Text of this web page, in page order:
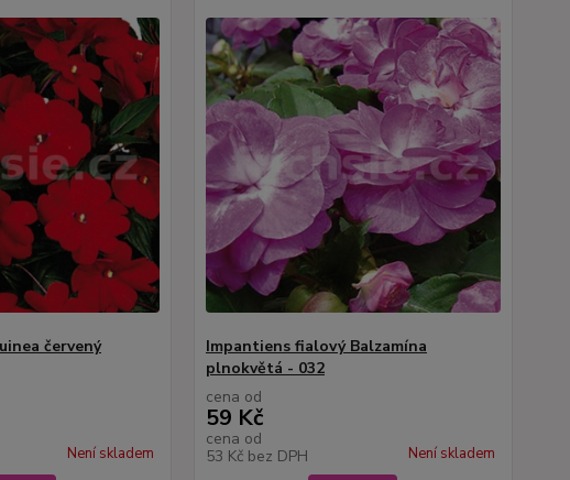
červený
Není skladem
Impantiens fialový Balzamína
plnokvětá - 032
cena od
59 Kč
cena od
53 Kč bez DPH Není skladem